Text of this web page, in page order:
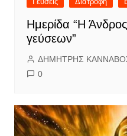
Ημερίδα “Η
γεύσεων”
ΔΗΜΗΤΡΗΣ
0